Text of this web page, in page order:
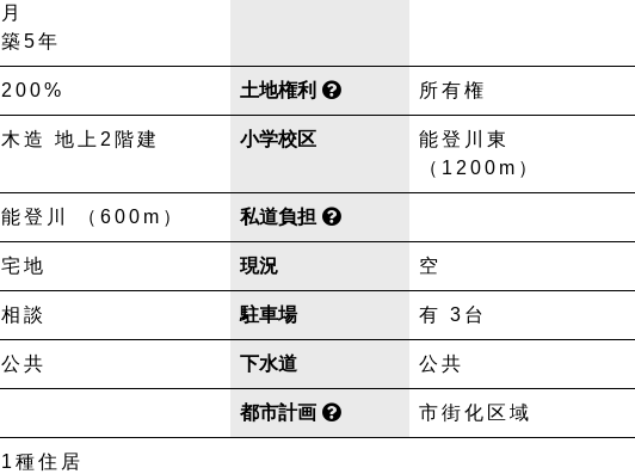
月
築5年
200% 土地権利 所有権
木造 地上2階建 小学校区
能登川東
（1200m）
能登川 （600m） 私道負担
宅地 現況 空
相談 駐車場 有 3台
公共 下水道 公共
都市計画 市街化区域
1種住居